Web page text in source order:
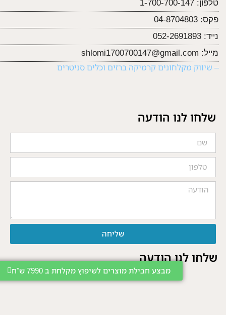
מבצע חבילת מוצרים לשיפוץ מקלחת ב 7990 ש"ח
טלפון: 1-700-700-147
פקס: 04-8704803
נייד: 052-2691893
מייל: shlomi1700700147@gmail.com
– שיווק מקלחונים קרמיקה ברזים וכלים סניטרים
שלחו לנו הודעה
שליחה
שלחו לנו הודעה